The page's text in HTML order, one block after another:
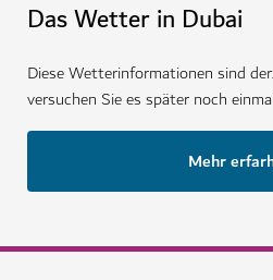
Das Wetter in Dubai
Diese Wetterinformationen sind
versuchen Sie es später noch
Mehr